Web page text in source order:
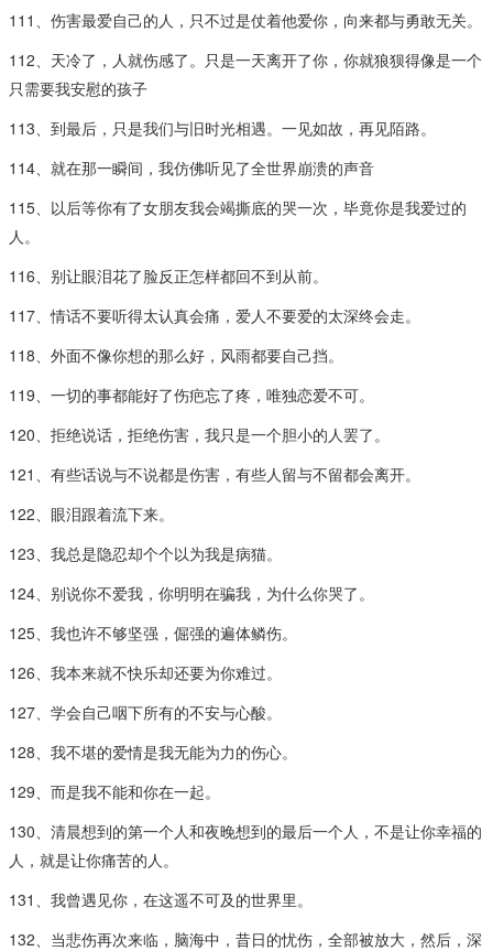
111、伤害最爱自己的人，只不过是仗着他爱你，向来都与勇敢无关。
112、天冷了，人就伤感了。只是一天离开了你，你就狼狈得像是一个
只需要我安慰的孩子
113、到最后，只是我们与旧时光相遇。一见如故，再见陌路。
114、就在那一瞬间，我仿佛听见了全世界崩溃的声音
115、以后等你有了女朋友我会竭撕底的哭一次，毕竟你是我爱过的
人。
116、别让眼泪花了脸反正怎样都回不到从前。
117、情话不要听得太认真会痛，爱人不要爱的太深终会走。
118、外面不像你想的那么好，风雨都要自己挡。
119、一切的事都能好了伤疤忘了疼，唯独恋爱不可。
120、拒绝说话，拒绝伤害，我只是一个胆小的人罢了。
121、有些话说与不说都是伤害，有些人留与不留都会离开。
122、眼泪跟着流下来。
123、我总是隐忍却个个以为我是病猫。
124、别说你不爱我，你明明在骗我，为什么你哭了。
125、我也许不够坚强，倔强的遍体鳞伤。
126、我本来就不快乐却还要为你难过。
127、学会自己咽下所有的不安与心酸。
128、我不堪的爱情是我无能为力的伤心。
129、而是我不能和你在一起。
130、清晨想到的第一个人和夜晚想到的最后一个人，不是让你幸福的
人，就是让你痛苦的人。
131、我曾遇见你，在这遥不可及的世界里。
132、当悲伤再次来临，脑海中，昔日的忧伤，全部被放大，然后，深